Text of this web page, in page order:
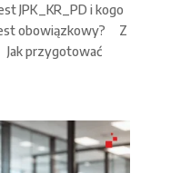
JPK_KR_PD i kogo
obowiązkowy? Z
Jak przygotować